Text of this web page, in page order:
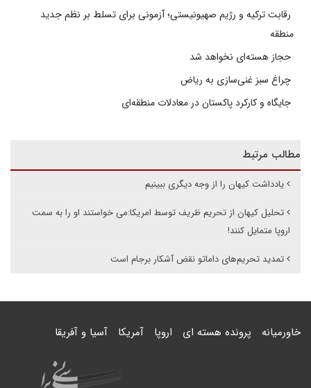
رقابت ترکیه و رژیم صهیونیستی؛ آزمونی برای تسلط بر نظم جدید
منطقه
حجاز هسته‌ای نخواهد شد
چراغ سبز غنی‌سازی به ریاض
جایگاه و کارکرد پاکستان در معادلات منطقه‌ای
مطالب مرتبط
یادداشت کیهان را از وجه دیگری ببینیم
تحلیل کیهان از تحریم ظریف توسط امریکا:می خواستند او را به سمت
اروپا متمایل کنند!
تمدید تحریم‌های داماتو نقض آشکار برجام است
خاورمیانه پرونده هسته ای اروپا آمریکا آسیا و آفریقا